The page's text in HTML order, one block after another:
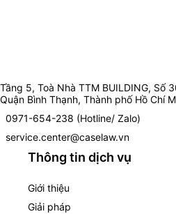
Tầng 5, Toà Nhà TTM BUILDING, Số
Quận Bình Thạnh, Thành phố Hồ Chí
0971-654-238 (Hotline/ Zalo)
service.center@caselaw.vn
Thông tin dịch vụ
Giới thiệu
Giải pháp